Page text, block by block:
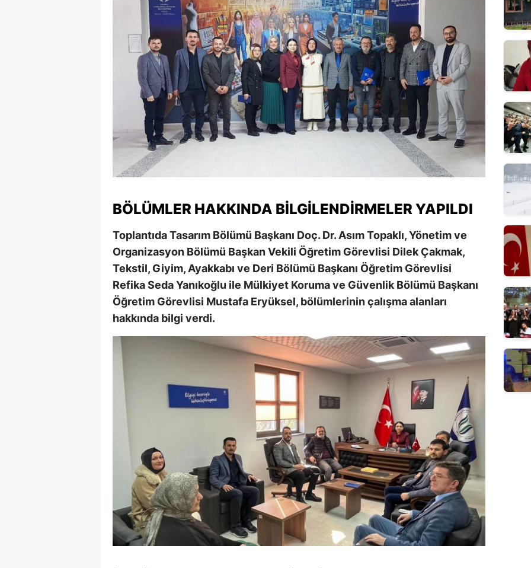
BÖLÜMLER HAKKINDA BILGILENDIRMELER YAPILDI
Toplantıda Tasarım Bölümü Başkanı Doç. Dr. Asım Topaklı, Yönetim ve
Organizasyon Bölümü Başkan Vekili Öğretim Görevlisi Dilek Çakmak,
Tekstil, Giyim, Ayakkabı ve Deri Bölümü Başkanı Öğretim Görevlisi
Refika Seda Yanıkoğlu ile Mülkiyet Koruma ve Güvenlik Bölümü Başkanı
Öğretim Görevlisi Mustafa Eryüksel, bölümlerinin çalışma alanları
hakkında bilgi verdi.